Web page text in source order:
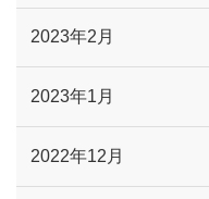
2023年2月
2023年1月
2022年12月